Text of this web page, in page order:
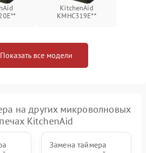
KitchenAid
KMHC319E**
Показать все модели
на других микроволновых
печах KitchenAid
Замена таймера